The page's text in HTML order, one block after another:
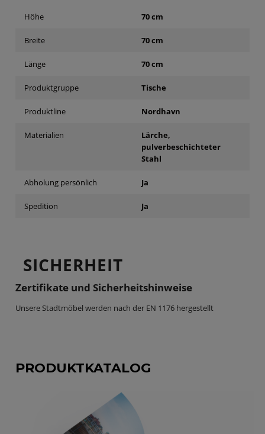
Höhe 70 cm
Breite 70 cm
Länge 70 cm
Produktgruppe Tische
Produktline Nordhavn
Materialien
Lärche,
pulverbeschichteter
Stahl
Abholung persönlich Ja
Spedition Ja
SICHERHEIT
Zertifikate und Sicherheitshinweise
Unsere Stadtmöbel werden nach der EN 1176 hergestellt
PRODUKTKATALOG